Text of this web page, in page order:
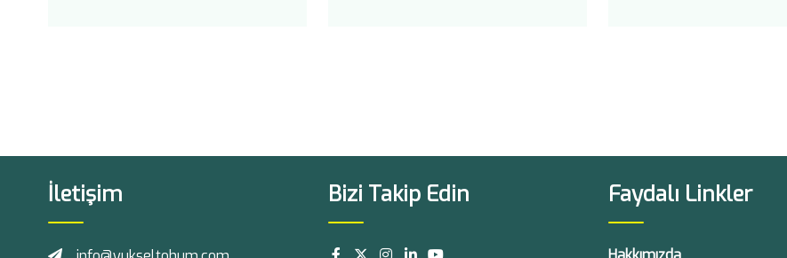
İletişim Bizi Takip Edin Faydalı Linkler